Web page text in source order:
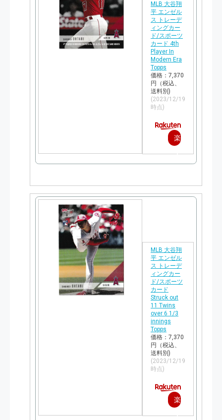
MLB 大谷翔
平 エンゼル
ス トレーデ
ィングカー
ド/スポーツ
カード 4th
Player In
Modern Era
Topps
価格：7,370
円（税込、
送料別)
(2023/12/19
時点)
楽
天
購
MLB 大谷翔
平 エンゼル
ス トレーデ
ィングカー
ド/スポーツ
カード
Struck out
11 Twins
over 6 1/3
innings
Topps
価格：7,370
円（税込、
送料別)
(2023/12/19
時点)
楽
天